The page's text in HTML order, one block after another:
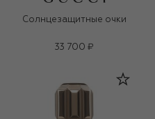
Солнцезащитные очки
33 700 ₽